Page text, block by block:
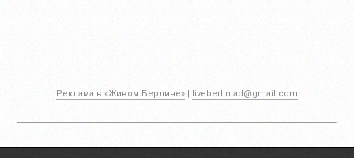
Реклама в «Живом Берлине» | liveberlin.ad@gmail.com